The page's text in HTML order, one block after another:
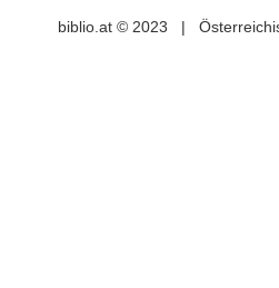
biblio.at © 2023 |